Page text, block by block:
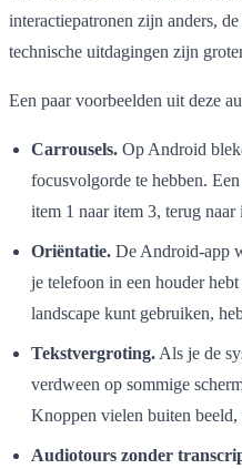
interactiepatronen zijn anders,
technische uitdagingen zijn
Een paar voorbeelden uit deze
Carrousels. Op Android
focusvolgorde te hebben.
item 1 naar item 3, terug naar
Oriëntatie. De Android-app
je telefoon in een houder
landscape kunt gebruiken,
Tekstvergroting. Als je de
verdween op sommige
Knoppen vielen buiten beeld,
Audiotours zonder